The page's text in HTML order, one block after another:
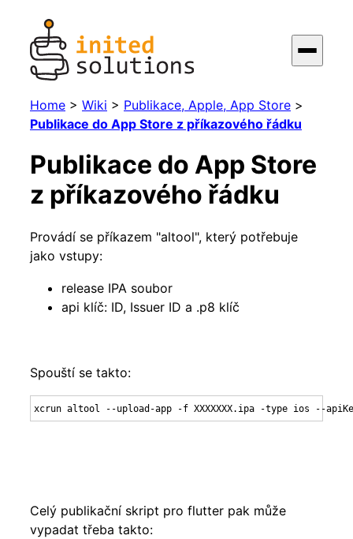
Home > Wiki > Publikace, Apple, App Store >
Publikace do App Store z příkazového řádku
Publikace do App Store
z příkazového řádku
Provádí se příkazem "altool", který potřebuje
jako vstupy:
release IPA soubor
api klíč: ID, Issuer ID a .p8 klíč
Spouští se takto:
xcrun altool --upload-app -f XXXXXXX.ipa -type ios --apiKey
Celý publikační skript pro flutter pak může
vypadat třeba takto: